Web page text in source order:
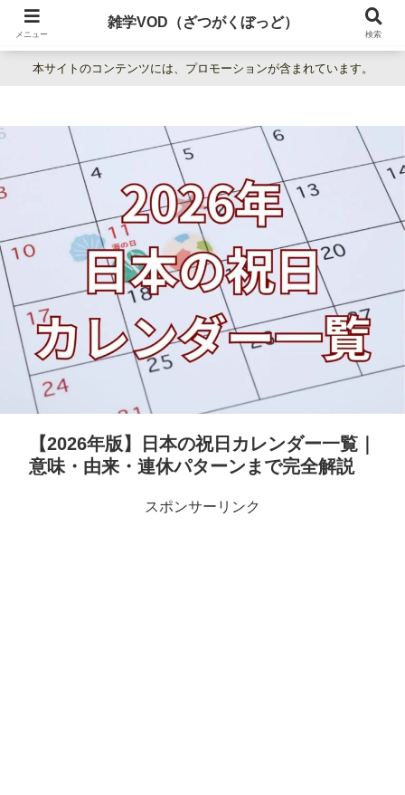
暮らしの疑問をわかりやすく解説。日常の「なぜ？」を楽しく学べる雑学百科
本サイトのコンテンツには、プロモーションが含まれています。
【2026年版】日本の祝日カレンダー一覧｜
意味・由来・連休パターンまで完全解説
スポンサーリンク
メニュー
雑学VOD（ざつがくぼっど）
検索